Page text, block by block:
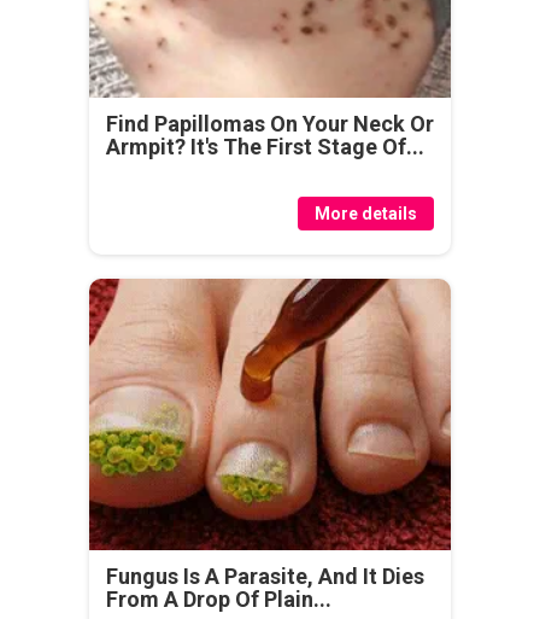
Find Papillomas On Your Neck Or
Armpit? It's The First Stage Of...
More details
Fungus Is A Parasite, And It Dies
From A Drop Of Plain...